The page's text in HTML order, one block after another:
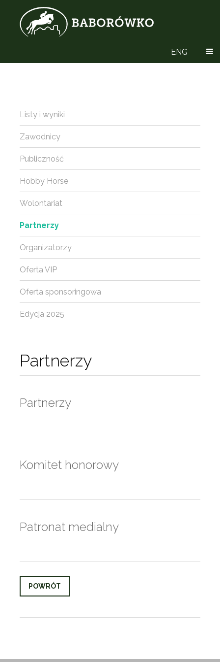
ENG
Partnerzy
Partnerzy
Komitet honorowy
Patronat medialny
POWRÓT
Listy i wyniki
Zawodnicy
Publiczność
Hobby Horse
Wolontariat
Partnerzy
Organizatorzy
Oferta VIP
Oferta sponsoringowa
Edycja 2025